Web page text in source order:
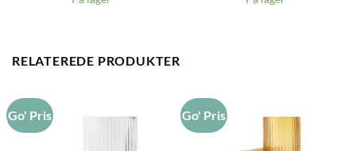
RELATEREDE PRODUKTER
Go' Pris Go' Pris